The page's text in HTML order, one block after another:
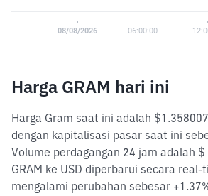
Harga GRAM hari ini
Harga Gram saat ini adalah
dengan kapitalisasi pasar saat ini
Volume perdagangan 24 jam adalah $
GRAM ke USD diperbarui secara real-
mengalami perubahan sebesar